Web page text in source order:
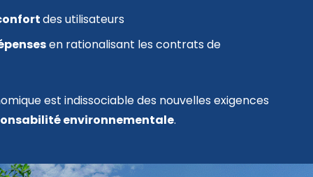
des utilisateurs
en rationalisant les contrats de
est indissociable des nouvelles exigences
environnementale.